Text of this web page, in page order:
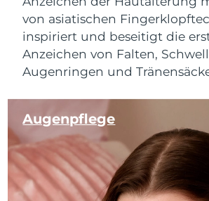
Augenpflege
von asiatischen
inspiriert und beseitigt die
Anzeichen von Falten,
Augenringen und